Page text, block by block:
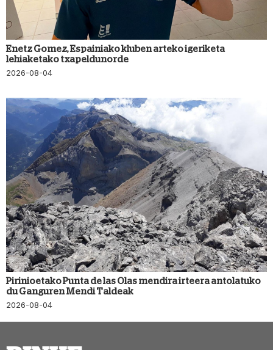
Enetz Gomez, Espainiako kluben arteko igeriketa
lehiaketako txapeldunorde
2026-08-04
Pirinioetako Punta de las Olas mendira irteera antolatuko
du Ganguren Mendi Taldeak
2026-08-04